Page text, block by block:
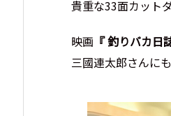
貴重な33面カット
映画 『 釣りバカ日
三國連太郎さんに